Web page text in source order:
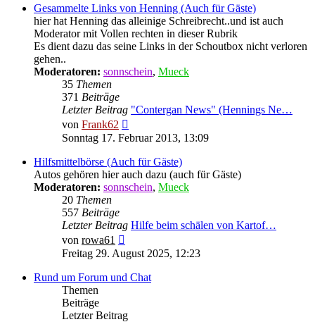
Gesammelte Links von Henning (Auch für Gäste)
hier hat Henning das alleinige Schreibrecht..und ist auch
Moderator mit Vollen rechten in dieser Rubrik
Es dient dazu das seine Links in der Schoutbox nicht verloren
gehen..
Moderatoren: sonnschein, Mueck
35 Themen
371 Beiträge
Letzter Beitrag "Contergan News" (Hennings Ne…
von Frank62
Beitrag
Sonntag 17. Februar 2013, 13:09
Hilfsmittelbörse (Auch für Gäste)
Autos gehören hier auch dazu (auch für Gäste)
Moderatoren: sonnschein, Mueck
20 Themen
557 Beiträge
Letzter Beitrag Hilfe beim schälen von Kartof…
von rowa61
Beitrag
Freitag 29. August 2025, 12:23
Rund um Forum und Chat
Themen
Beiträge
Letzter Beitrag